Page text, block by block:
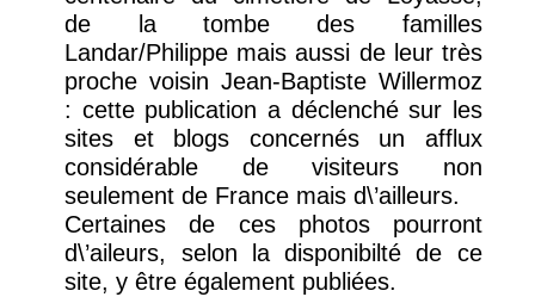
de la tombe des familles
Landar/Philippe mais aussi de leur très
proche voisin Jean-Baptiste Willermoz
: cette publication a déclenché sur les
sites et blogs concernés un afflux
considérable de visiteurs non
seulement de France mais d\’ailleurs.
Certaines de ces photos pourront
d\’aileurs, selon la disponibilté de ce
site, y être également publiées.